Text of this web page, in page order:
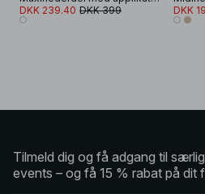
DKK 239.40 DKK 399
DKK
Tilmeld dig og få adgang til
events – og få 15 % rabat på dit